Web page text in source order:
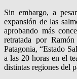
Sin embargo, a
expansión de las
aprobando más
retratada por
Patagonia, “Estado
a las 20 horas en el
distintas regiones del